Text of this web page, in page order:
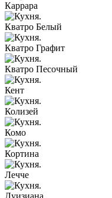
Каррара
Кватро Белый
Кватро Графит
Кватро Песочный
Кент
Колизей
Комо
Кортина
Лечче